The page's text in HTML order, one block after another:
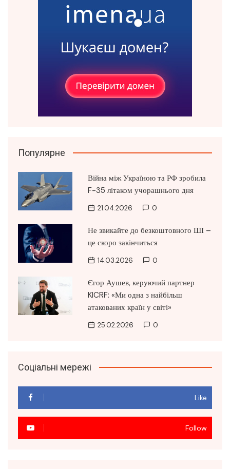
Популярне
Війна між Україною та РФ зробила
F-35 літаком учорашнього дня
21.04.2026 0
Не звикайте до безкоштовного ШІ –
це скоро закінчиться
14.03.2026 0
Єгор Аушев, керуючий партнер
KICRF: «Ми одна з найбільш
атакованих країн у світі»
25.02.2026 0
Соціальні мережі
Like
Follow